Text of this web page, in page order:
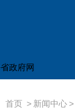
政府网
首页 > 新闻中心>